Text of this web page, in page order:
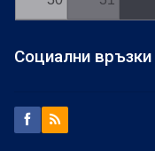
Социални връзки